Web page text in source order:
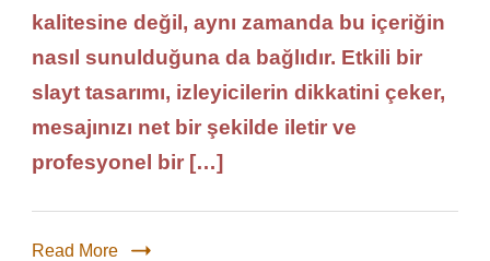
kalitesine değil, aynı zamanda bu içeriğin
nasıl sunulduğuna da bağlıdır. Etkili bir
slayt tasarımı, izleyicilerin dikkatini çeker,
mesajınızı net bir şekilde iletir ve
profesyonel bir […]
Read More